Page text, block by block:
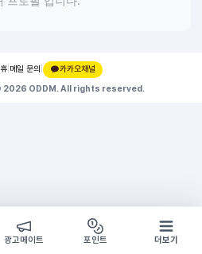
메일 문의 |
카카오채널
2026 ODDM. All rights reserved.
쇼핑몰 구경하기
방문시 1G
광고메이트 포인트 더보기